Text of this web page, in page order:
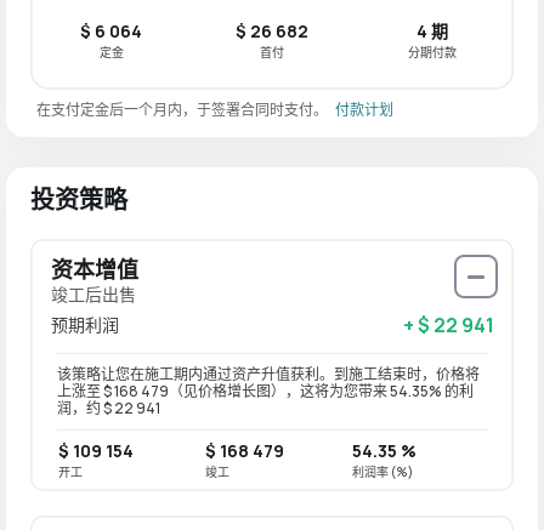
$ 6 064
定金
$ 26 682
首付
4 期
分期付款
在支付定金后一个月内，于签署合同时支付。 付款计划
投资策略
资本增值
竣工后出售
预期利润
+ $ 22 941
该策略让您在施工期内通过资产升值获利。到施工结束时，价格将
上涨至 $ 168 479（见价格增长图），这将为您带来 54.35% 的利
润，约 $ 22 941
$ 109 154
开工
$ 168 479
竣工
54.35 %
利润率 (%)